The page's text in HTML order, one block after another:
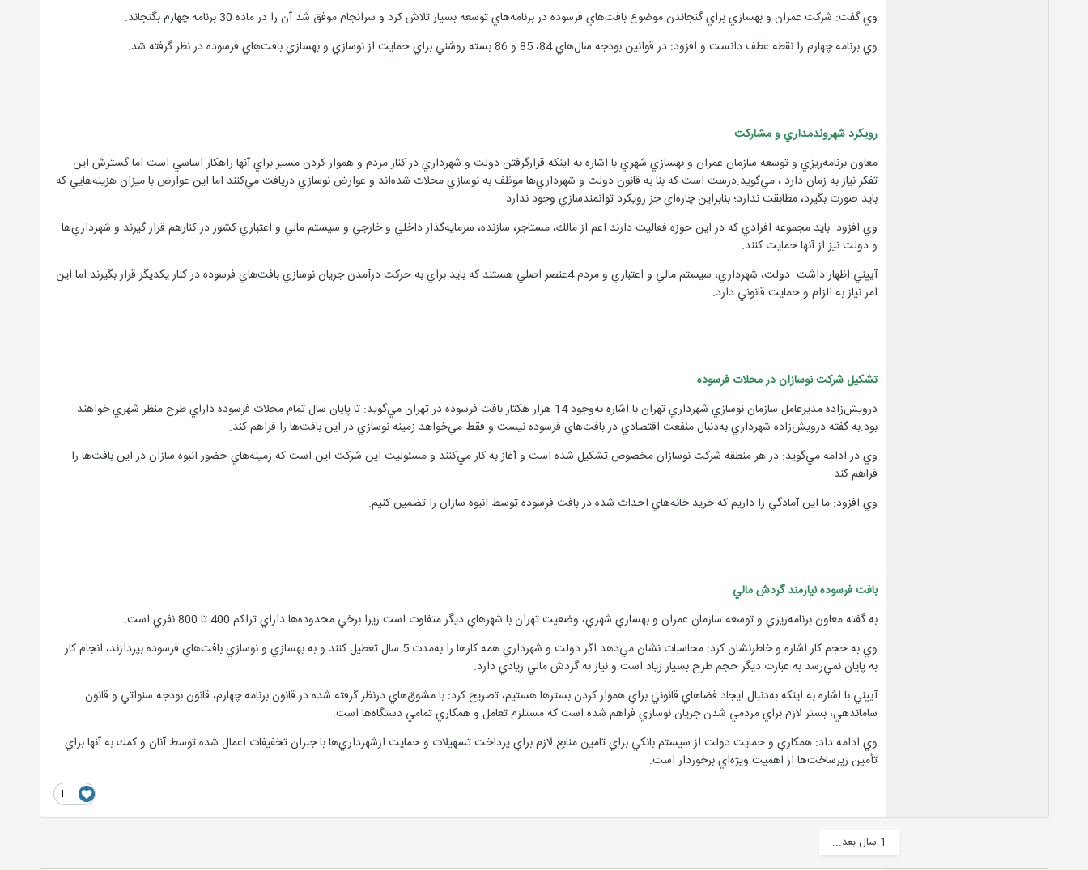
وي گفت: شركت عمران و بهسازي براي گنجاندن موضوع بافت‌هاي فرسوده در برنامه‌هاي توسعه بسيار تلاش كرد و سرانجام موفق شد آن را در ماده 30 برنامه چهارم بگنجاند.
وي برنامه چهارم را نقطه عطف دانست و افزود: در قوانين بودجه سال‌هاي 84، 85 و 86 بسته روشني براي حمايت از نوسازي و بهسازي بافت‌هاي فرسوده در نظر گرفته شد.
رويكرد شهروندمداري و مشاركت
معاون برنامه‌ريزي و توسعه سازمان عمران و بهسازي شهري با اشاره به اينكه قرار‌گرفتن دولت و شهرداري در كنار مردم و هموار كردن مسير براي آنها راهكار اساسي است اما گسترش اين
تفكر نياز به زمان دارد ، مي‌گويد:درست است كه بنا به قانون دولت و شهرداري‌ها موظف به نوسازي محلات شده‌اند و عوارض نوسازي دريافت مي‌كنند اما اين عوارض با ميزان هزينه‌هايي كه
بايد صورت بگيرد، مطابقت ندارد؛ بنابراين چاره‌اي جز رويكرد توانمندسازي وجود ندارد.
وي افزود: بايد مجموعه افرادي كه در اين حوزه فعاليت دارند اعم از مالك، مستاجر، سازنده، سرمايه‌گذار داخلي و خارجي و سيستم مالي و اعتباري كشور در كنارهم قرار گيرند و شهرداري‌ها
و دولت نيز از آنها حمايت كنند.
آييني اظهار داشت: دولت، شهرداري، سيستم مالي و اعتباري و مردم 4عنصر اصلي هستند كه بايد براي به حركت درآمدن جريان نوسازي بافت‌هاي فرسوده در كنار يكديگر قرار بگيرند اما اين
امر نياز به الزام و حمايت قانوني دارد.
تشكيل شركت نوسازان در محلات فرسوده
درويش‌زاده مديرعامل سازمان نوسازي شهرداري تهران با اشاره به‌وجود 14 هزار هكتار بافت فرسوده در تهران مي‌گويد: تا پايان سال تمام محلات فرسوده داراي طرح منظر شهري خواهند
بود.به گفته درويش‌زاده شهرداري به‌دنبال منفعت اقتصادي در بافت‌هاي فرسوده نيست و فقط مي‌خواهد زمينه نوسازي در اين بافت‌ها را فراهم كند.
وي در ادامه مي‌گويد: در هر منطقه شركت نوسازان مخصوص تشكيل شده است و آغاز به كار مي‌كنند و مسئوليت اين شركت اين است كه زمينه‌هاي حضور انبوه سازان در اين بافت‌ها را
فراهم كند.
وي افزود: ما اين آمادگي را داريم كه خريد خانه‌هاي احداث شده در بافت فرسوده توسط انبوه سازان را تضمين كنيم.
بافت فرسوده نيازمند گردش مالي
به گفته معاون برنامه‌ريزي و توسعه سازمان عمران و بهسازي شهري، وضعيت تهران با شهرهاي ديگر متفاوت است زيرا برخي محدوده‌ها داراي تراكم 400 تا 800 نفري است.
وي به حجم كار اشاره و خاطرنشان كرد: محاسبات نشان مي‌دهد اگر دولت و شهرداري همه كارها را به‌مدت 5 سال تعطيل كنند و به بهسازي و نوسازي بافت‌هاي فرسوده بپردازند، انجام كار
به پايان نمي‌رسد به عبارت ديگر حجم طرح بسيار زياد است و نياز به گردش مالي زيادي دارد.
آييني با اشاره به اينكه به‌دنبال ايجاد فضاهاي قانوني براي هموار كردن بسترها هستيم، تصريح كرد: با مشوق‌هاي در‌نظر گرفته شده در قانون برنامه چهارم، قانون بودجه سنواتي و قانون
ساماندهي، بستر لازم براي مردمي شدن جريان نوسازي فراهم شده است كه مستلزم تعامل و همكاري تمامي دستگاه‌ها است.
وي ادامه داد: همكاري و حمايت دولت از سيستم بانكي براي تامين منابع لازم براي پرداخت تسهيلات و حمايت ازشهرداري‌ها با جبران تخفيفات اعمال شده توسط آنان و كمك به آنها براي
تأمين زيرساخت‌ها از اهميت ويژه‌اي برخوردار است.
1
1 سال بعد...